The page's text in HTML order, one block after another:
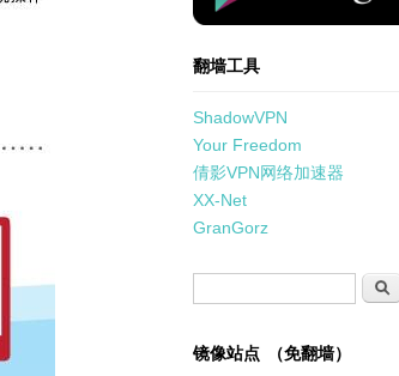
翻墙工具
ShadowVPN
Your Freedom
倩影VPN网络加速器
XX-Net
GranGorz
搜索
镜像站点 （免翻墙）